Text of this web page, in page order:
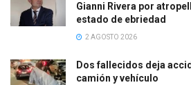
Gianni Rivera por
estado de ebriedad
2 AGOSTO 2026
Dos fallecidos deja
camión y vehículo